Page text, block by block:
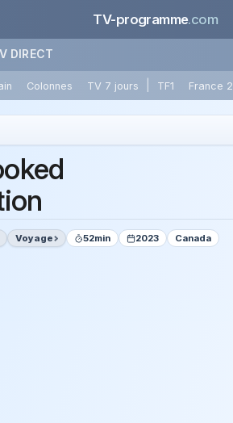
TV-programme.com
DIRECT
Colonnes TV 7 jours TF1 France 2
Voyage 52min 2023 Canada